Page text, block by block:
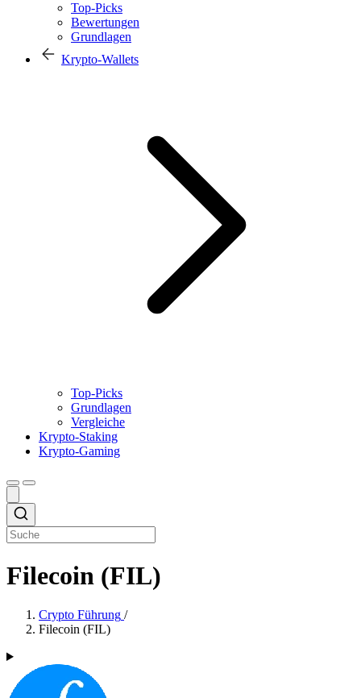
Top-Picks
Bewertungen
Grundlagen
Krypto-Wallets
Top-Picks
Grundlagen
Vergleiche
Krypto-Staking
Krypto-Gaming
Filecoin (FIL)
Crypto Führung /
Filecoin (FIL)